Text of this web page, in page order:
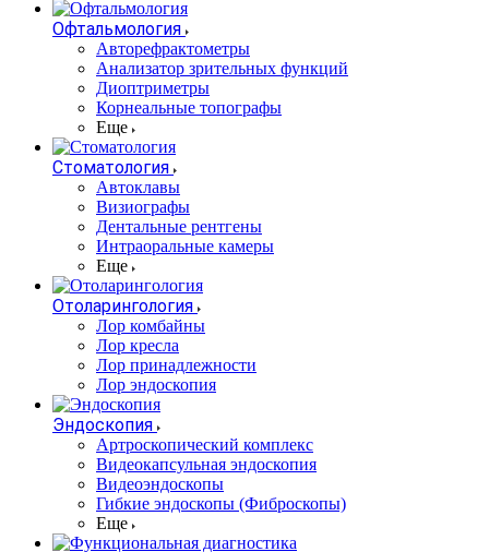
Офтальмология
Авторефрактометры
Анализатор зрительных функций
Диоптриметры
Корнеальные топографы
Еще
Стоматология
Автоклавы
Визиографы
Дентальные рентгены
Интраоральные камеры
Еще
Отоларингология
Лор комбайны
Лор кресла
Лор принадлежности
Лор эндоскопия
Эндоскопия
Артроскопический комплекс
Видеокапсульная эндоскопия
Видеоэндоскопы
Гибкие эндоскопы (Фиброcкопы)
Еще